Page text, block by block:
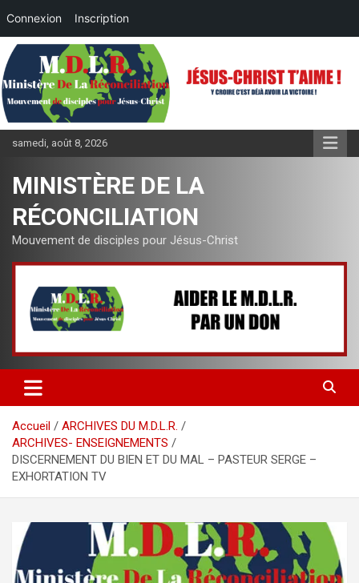
Connexion Inscription
Aller
au
contenu
samedi, août 8, 2026
MINISTÈRE DE LA
RÉCONCILIATION
Mouvement de disciples pour Jésus-Christ
Accueil
ARCHIVES DU M.D.L.R.
ARCHIVES- ENSEIGNEMENTS
DISCERNEMENT DU BIEN ET DU MAL – PASTEUR SERGE –
EXHORTATION TV